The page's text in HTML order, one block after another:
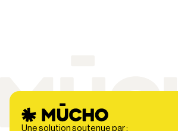
Une solution soutenue par :